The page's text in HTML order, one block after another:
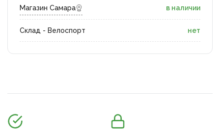
Магазин Самара в наличии
Склад - Велоспорт нет